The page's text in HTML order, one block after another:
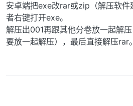
安卓端把exe改rar或zip（解压软件
者右键打开exe。
解压出001再跟其他分卷放一起解
要放一起解压），最后直接解压rar。